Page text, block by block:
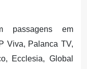
passagens em
Viva, Palanca TV,
Ecclesia, Global